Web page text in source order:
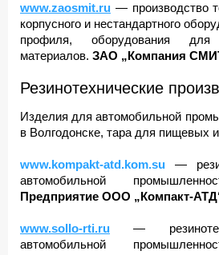
www.zaosmit.ru — производство
корпусного и нестандартного
профиля, оборудования для
материалов. ЗАО „Компания
Резинотехнические
Изделия для автомобильной
в Волгодонске, тара для пищевых
www.kompakt-atd.kom.su —
автомобильной
Предприятие ООО „Компакт-
www.sollo-rti.ru —
автомобильной